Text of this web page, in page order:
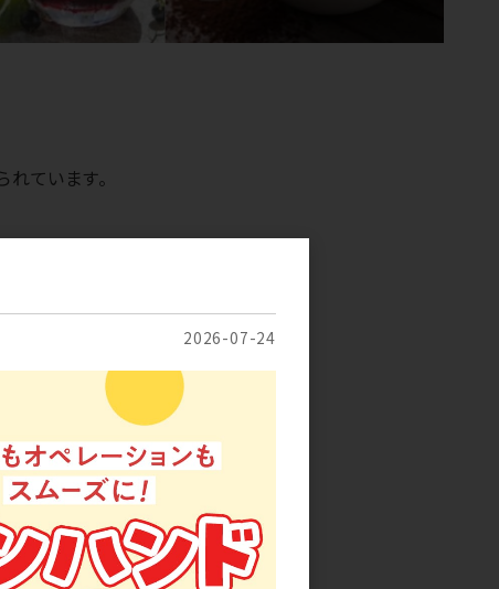
ています。
プ、フタ
ト：カップ300個以上、フタ100個以上
2026-07-24